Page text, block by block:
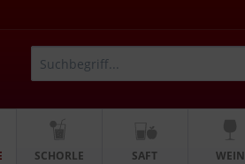
SCHORLE SAFT WEIN